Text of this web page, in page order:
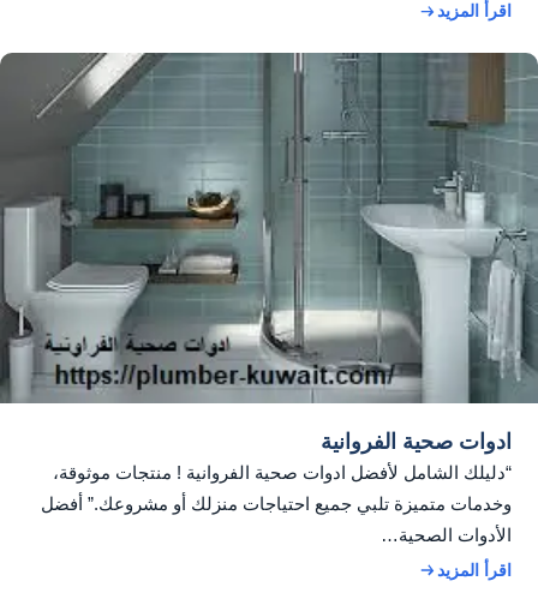
اقرأ المزيد
ادوات صحية الفروانية
“دليلك الشامل لأفضل ادوات صحية الفروانية ! منتجات موثوقة،
وخدمات متميزة تلبي جميع احتياجات منزلك أو مشروعك.” أفضل
الأدوات الصحية…
اقرأ المزيد